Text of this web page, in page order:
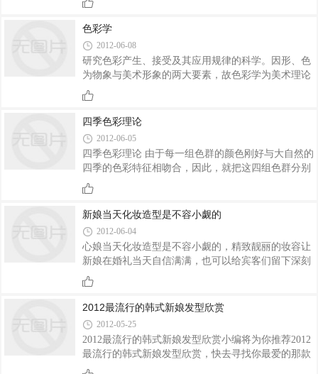
正的色彩。东田造型化妆学校教几打造几款大热妆
容，还原肌肤本质。
色彩学
2012-06-08
研究色彩产生、接受及其应用规律的科学。因形、色
为物象与美术形象的两大要素，故色彩学为美术理论
的首要的、基本的课题。它以光学为基础，并涉及心
理物理学、生理学、心理学、美学与艺术理论等学
科。色彩应用史上，装饰功能先于再现功能而出现。
人类制作颜料是从炙烤动物流出的油与某些泥土的偶
然混合开始的，后逐渐以蛋清、蜡、亚麻油、树胶、
酪素和丙烯聚合剂等作颜料结合剂。在古代中国、印
度、埃及、美索不达米亚，颜料多用在家具、建筑内
部、服装、雕像等装饰上。文艺复兴时代开始，新的
四季色彩理论
2012-06-05
四季色彩理论 由于每一组色群的颜色刚好与大自然的
四季的色彩特征相吻合，因此，就把这四组色群分别
命名为“春”、“秋”（暖色系），和“夏”、“冬”（冷色
系）。
新娘当天化妆造型是不容小觑的
2012-06-04
心娘当天化妆造型是不容小觑的，精致靓丽的妆容让
新娘在婚礼当天自信满满，也可以给宾客们留下深刻
印象，在这个重要的日子里给自己留下最难忘的时
刻，让自己的美尽情的展示在婚礼进行中。
2012最流行的韩式新娘发型欣赏
2012-05-25
2012最流行的韩式新娘发型欣赏小编将为你推荐2012
最流行的韩式新娘发型欣赏，快去寻找你最爱的那款
吧！